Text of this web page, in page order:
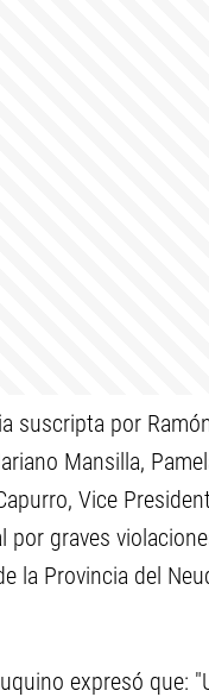
suscripta por
Mansilla,
Vice
graves
la Provincia del
expresó que: